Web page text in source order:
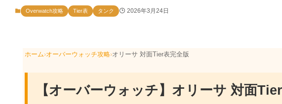
Overwatch攻略 Tier表 タンク 2026年3月24日
ホーム›オーバーウォッチ攻略›オリーサ 対面Tier表完全版
【オーバーウォッチ】オリーサ 対面